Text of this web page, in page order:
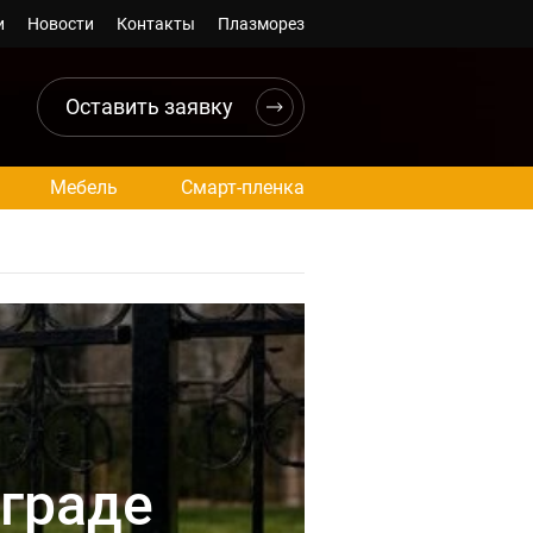
Новости Контакты Плазморез
Оставить заявку
Мебель Смарт-пленка